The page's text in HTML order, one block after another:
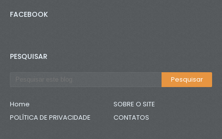
FACEBOOK
PESQUISAR
Home
SOBRE O SITE
POLÍTICA DE PRIVACIDADE
CONTATOS